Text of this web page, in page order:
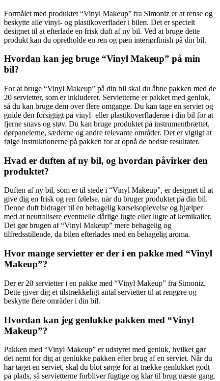
Formålet med produktet “Vinyl Makeup” fra Simoniz er at rense og
beskytte alle vinyl- og plastikoverflader i bilen. Det er specielt
designet til at efterlade en frisk duft af ny bil. Ved at bruge dette
produkt kan du opretholde en ren og pæn interiørfinish på din bil.
Hvordan kan jeg bruge “Vinyl Makeup” på min
bil?
For at bruge “Vinyl Makeup” på din bil skal du åbne pakken med de
20 servietter, som er inkluderet. Servietterne er pakket med genluk,
så du kan bruge dem over flere omgange. Du kan tage en serviet og
gnide den forsigtigt på vinyl- eller plastikoverfladerne i din bil for at
fjerne snavs og støv. Du kan bruge produktet på instrumentbrættet,
dørpanelerne, sæderne og andre relevante områder. Det er vigtigt at
følge instruktionerne på pakken for at opnå de bedste resultater.
Hvad er duften af ny bil, og hvordan påvirker den
produktet?
Duften af ny bil, som er til stede i “Vinyl Makeup”, er designet til at
give dig en frisk og ren følelse, når du bruger produktet på din bil.
Denne duft bidrager til en behagelig kørselsoplevelse og hjælper
med at neutralisere eventuelle dårlige lugte eller lugte af kemikalier.
Det gør brugen af “Vinyl Makeup” mere behagelig og
tilfredsstillende, da bilen efterlades med en behagelig aroma.
Hvor mange servietter er der i en pakke med “Vinyl
Makeup”?
Der er 20 servietter i en pakke med “Vinyl Makeup” fra Simoniz.
Dette giver dig et tilstrækkeligt antal servietter til at rengøre og
beskytte flere områder i din bil.
Hvordan kan jeg genlukke pakken med “Vinyl
Makeup”?
Pakken med “Vinyl Makeup” er udstyret med genluk, hvilket gør
det nemt for dig at genlukke pakken efter brug af en serviet. Når du
har taget en serviet, skal du blot sørge for at trække genlukket godt
på plads, så servietterne forbliver fugtige og klar til brug næste gang.